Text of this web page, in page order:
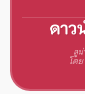
ดา
ลูน่
โด